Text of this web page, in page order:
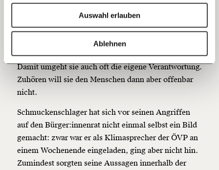
Auswahl erlauben
Ablehnen
Ich spende einmalig
20€ 40€
60€ 100€
150€ €
Ich möchte meine Spende verschenken.
Du erhältst eine E-Mail mit deiner
Geschenkurkunde im PDF-Format, welche Du
ausdrucken oder weiterleiten und verschenken
https://www.moment.at/story/wird-der-klimarat-ignoriert/
Die ÖVP sagt in Sonntagsreden gerne, dass man
Menschen beim Klimaschutz mitnehmen muss.
Damit umgeht sie auch oft die eigene Verantwortung.
Zuhören will sie den Menschen dann aber offenbar
nicht.
Schmuckenschlager hat sich vor seinen Angriffen
auf den Bürger:innenrat nicht einmal selbst ein Bild
gemacht: zwar war er als Klimasprecher der ÖVP an
einem Wochenende eingeladen, ging aber nicht hin.
Zumindest sorgten seine Aussagen innerhalb der